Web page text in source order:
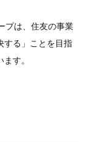
プは、住友の事業
する」ことを目指
す。